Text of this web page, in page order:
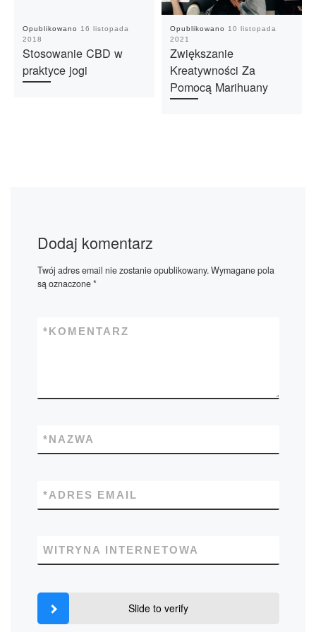
Opublikowano
16 listopada
2018
Stosowanie CBD w
praktyce jogi
Opublikowano
10 listopada
2021
Zwiększanie
Kreatywności Za
Pomocą Marihuany
Dodaj komentarz
Twój adres email nie zostanie opublikowany.Wymagane pola
są oznaczone*
KOMENTARZ
*
NAZWA
*
ADRES EMAIL
*
WITRYNA INTERNETOWA
Slide to verify